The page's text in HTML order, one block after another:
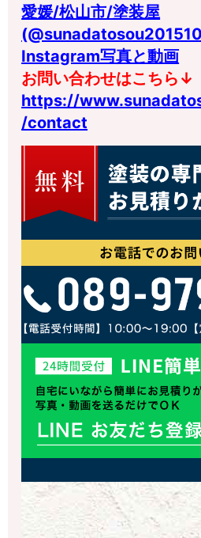
愛媛/松山市/塗装屋
Instagram写真と動画
お問い合わせはこちら↓
https://
/contact